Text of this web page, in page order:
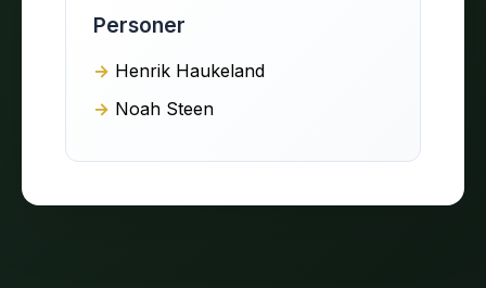
Personer
Henrik Haukeland
Noah Steen